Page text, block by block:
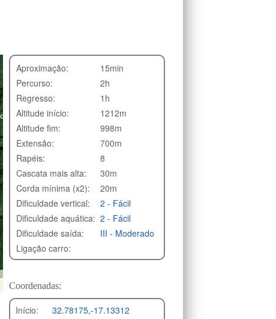
Aproximação:
15min
Percurso:
2h
Regresso:
1h
Altitude início:
1212m
Altitude fim:
998m
Extensão:
700m
Rapéis:
8
Cascata mais alta:
30m
Corda mínima (x2):
20m
Dificuldade vertical:
2 - Fácil
Dificuldade aquática: 2 - Fácil
Dificuldade saída:
III - Moderado
Ligação carro:
Coordenadas:
Início:
32.78175,-17.13312